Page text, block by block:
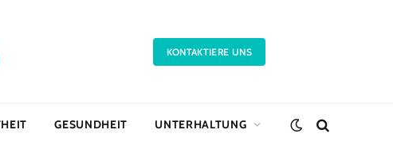
KONTAKTIERE UNS
GESUNDHEIT UNTERHALTUNG